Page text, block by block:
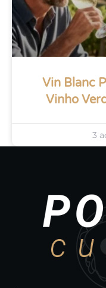
Vin Blanc
Vinho
3